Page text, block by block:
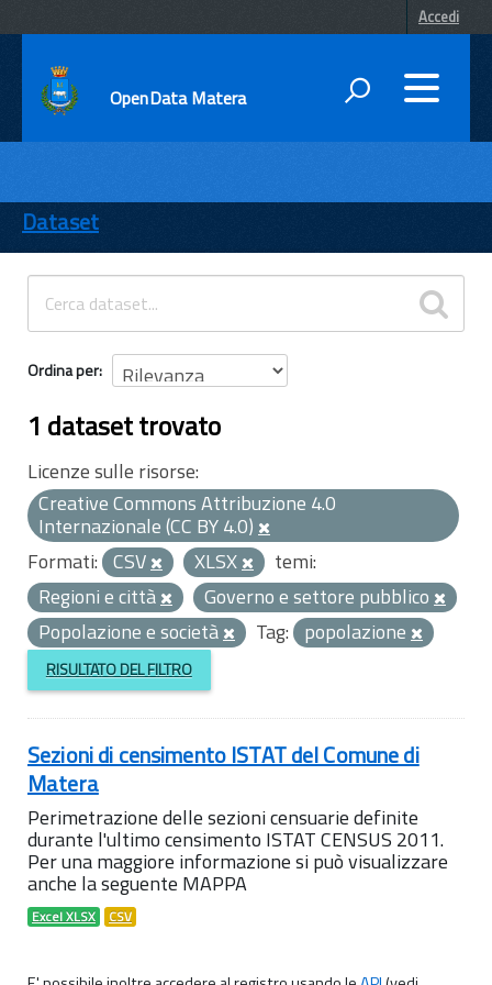
Accedi
OpenData Matera
ENTI
TEMI
INFORMAZIONI
Dataset
Ordina per
1 dataset trovato
Licenze sulle risorse:
Creative Commons Attribuzione 4.0
Internazionale (CC BY 4.0)
Formati: CSV XLSX
temi:
Regioni e città
Governo e settore pubblico
Popolazione e società
Tag: popolazione
RISULTATO DEL FILTRO
Sezioni di censimento ISTAT del Comune di
Matera
Perimetrazione delle sezioni censuarie definite
durante l'ultimo censimento ISTAT CENSUS 2011.
Per una maggiore informazione si può visualizzare
anche la seguente MAPPA
Excel XLSX CSV